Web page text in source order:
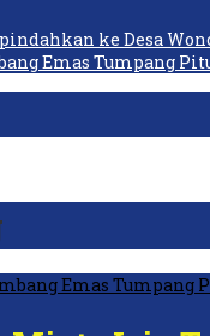
ke Desa
Emas Tumpang